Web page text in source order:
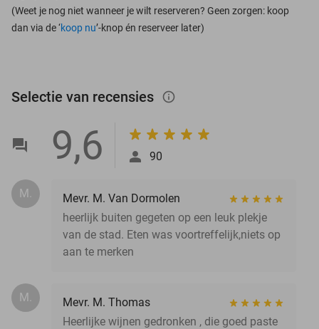
(Weet je nog niet wanneer je wilt reserveren? Geen zorgen: koop
dan via de ‘koop nu’-knop én reserveer later)
Selectie van recensies info_outlined
9,6 90
M.
Mevr. M. Van Dormolen
heerlijk buiten gegeten op een leuk plekje
van de stad. Eten was voortreffelijk,niets op
aan te merken
M.
Mevr. M. Thomas
Heerlijke wijnen gedronken , die goed paste